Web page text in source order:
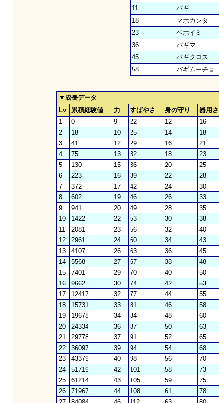
11
バギ
18
マホカンタ
23
ベホイミ
36
バギマ
45
バギクロス
58
バギムーチョ
▼成長データ
Lv
累積経験値 力 すばやさ 身の守り
器用さ
1
0 9 22 12
16
2
18 10 25 14
18
3
41 12 29 16
21
4
75 13 32 18
23
5
130 15 36 20
25
6
223 16 39 22
28
7
372 17 42 24
30
8
602 19 46 26
33
9
941 20 49 28
35
10
1422 22 53 30
38
11
2081 23 56 32
40
12
2961 24 60 34
43
13
4107 26 63 36
45
14
5568 27 67 38
48
15
7401 29 70 40
50
16
9662 30 74 42
53
17
12417 32 77 44
55
18
15731 33 81 46
58
19
19678 34 84 48
60
20
24334 36 87 50
63
21
29778 37 91 52
65
22
36097 39 94 54
68
23
43379 40 98 56
70
24
51719 42 101 58
73
25
61214 43 105 59
75
26
71967 44 108 61
78